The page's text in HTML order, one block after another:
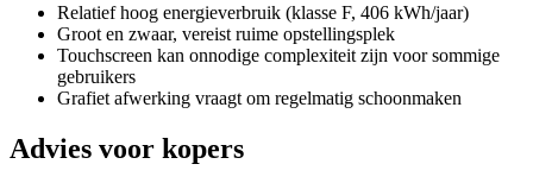
Relatief hoog energieverbruik (klasse F, 406 kWh/jaar)
Groot en zwaar, vereist ruime opstellingsplek
Touchscreen kan onnodige complexiteit zijn voor sommige
gebruikers
Grafiet afwerking vraagt om regelmatig schoonmaken
Advies voor kopers